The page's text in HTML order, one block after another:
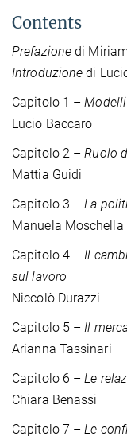
Contents
Prefazionedi
Introduzionedi
Capitolo 1 –
Lucio Baccaro
Capitolo 2 –Ruolo
Mattia Guidi
Capitolo 3 –La
Manuela Moschella
Capitolo 4 –Il
sul lavoro
Niccolò Durazzi
Capitolo 5 –Il
Arianna Tassinari
Capitolo 6 –Le
Chiara Benassi
Capitolo 7 –Le